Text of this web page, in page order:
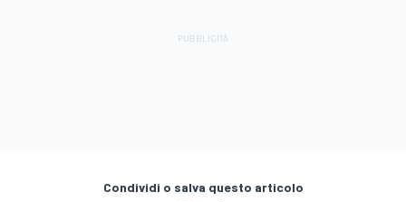
Condividi o salva questo articolo